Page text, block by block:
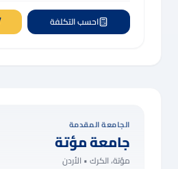
احسب التكلفة
الجامعة المقدمة
جامعة مؤتة
مؤتة، الكرك • الأردن